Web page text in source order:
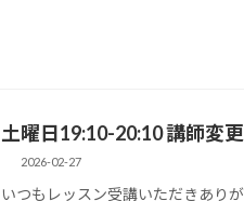
土曜日19:10-20:10 講師変
2026-02-27
いつもレッスン受講いただきあり